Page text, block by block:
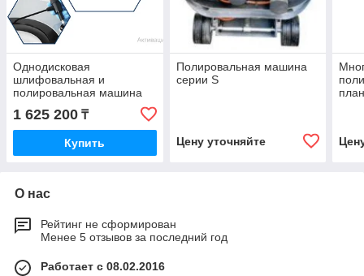
Однодисковая
шлифовальная и
полировальная машина
1 625 200 ₸
Купить
Полировальная машина
серии S
Цену уточняйте
О нас
Рейтинг не сформирован
Менее 5 отзывов за последний год
Работает с 08.02.2016